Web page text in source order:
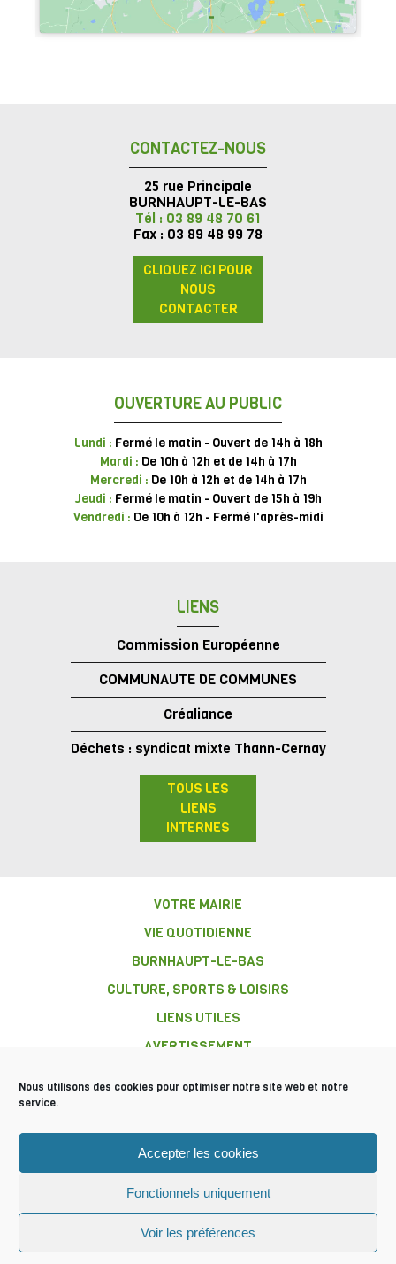
Nous utilisons des cookies pour optimiser notre site web et notre
service.
Accepter les cookies
Fonctionnels uniquement
Voir les préférences
CONTACTEZ-NOUS
25 rue Principale
BURNHAUPT-LE-BAS
Tél : 03 89 48 70 61
Fax : 03 89 48 99 78
CLIQUEZ ICI POUR
NOUS
CONTACTER
OUVERTURE AU PUBLIC
Lundi : Fermé le matin - Ouvert de 14h à 18h
Mardi : De 10h à 12h et de 14h à 17h
Mercredi : De 10h à 12h et de 14h à 17h
Jeudi : Fermé le matin - Ouvert de 15h à 19h
Vendredi : De 10h à 12h - Fermé l'après-midi
LIENS
Commission Européenne
COMMUNAUTE DE COMMUNES
Créaliance
Déchets : syndicat mixte Thann-Cernay
TOUS LES
LIENS
INTERNES
BURNHAUPT-
LE-BAS
VOTRE MAIRIE
VIE QUOTIDIENNE
BURNHAUPT-LE-BAS
CULTURE, SPORTS & LOISIRS
LIENS UTILES
AVERTISSEMENT
Mentions légales
© 2016 Tous droits réservés